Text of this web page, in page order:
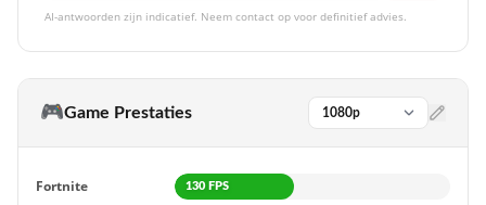
ANTI-VIRUS
Geen Anti-Virus Software
4 Jaar Volledige Carry-in Garantie & levenslang gratis ondersteuning!
Geen Muis
AI-antwoorden zijn indicatief. Neem contact op voor definitief advies.
🎮Game Prestaties
Fortnite 130 FPS